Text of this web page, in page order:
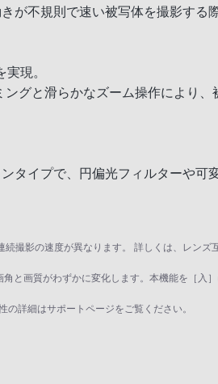
が不規則で速い被写体を撮影する
現。
グと滑らかなズーム操作により、
タイプで、円偏光フィルターや可
撮影の速度が異なります。 詳しくは、レンズ
と画質がわずかに変化します。本機能を［入
詳細はサポートページをご覧ください。